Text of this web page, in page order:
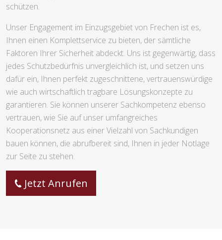
schützen.
Unser Engagement im Einzugsgebiet von Frechen ist es,
Ihnen einen Komplettservice zu bieten, der sämtliche
Faktoren Ihrer Sicherheit abdeckt. Uns ist gegenwärtig, dass
jedes Schutzbedürfnis unvergleichlich ist, und setzen uns
dafür ein, Ihnen perfekt zugeschnittene, vertrauenswürdige
wie auch wirtschaftlich tragbare Lösungskonzepte zu
garantieren. Sie können unserer Sachkompetenz ebenso
vertrauen, wie Sie auf unser umfangreiches
Kooperationsnetz aus einer Vielzahl von Sachkundigen
bauen können, die abrufbereit sind, Ihnen in jeder Notlage
zur Seite zu stehen.
Jetzt Anrufen